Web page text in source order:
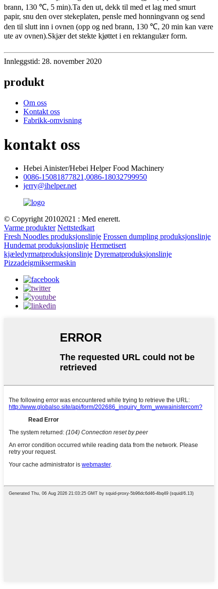
brann, 130 ℃, 5 min).Ta den ut, dekk til med et lag med smurt
papir, snu den over stekeplaten, pensle med honningvann og send
den til slutt inn i ovnen (opp og ned brann, 130 ℃, 20 min kan være
ute av ovnen).Skjær det stekte kjøttet i en rektangulær form.
Innleggstid: 28. november 2020
produkt
Om oss
Kontakt oss
Fabrikk-omvisning
kontakt oss
Hebei Ainister/Hebei Helper Food Machinery
0086-15081877821,0086-18032799950
jerry@ihelper.net
© Copyright 20102021 : Med enerett.
Varme produkter Nettstedkart
Fresh Noodles produksjonslinje Frossen dumpling produksjonslinje
Hundemat produksjonslinje Hermetisert
kjæledyrmatproduksjonslinje Dyrematproduksjonslinje
Pizzadeigmiksermaskin